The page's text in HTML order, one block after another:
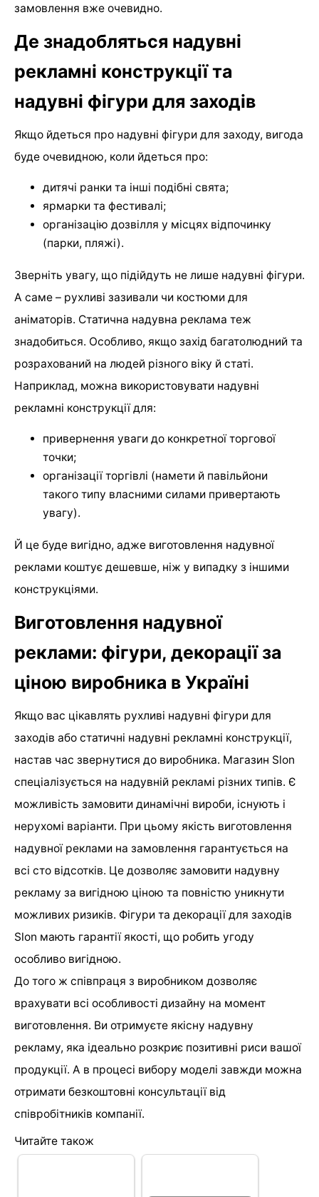
замовлення вже очевидно.
Де знадобляться надувні
рекламні конструкції та
надувні фігури для заходів
Якщо йдеться про надувні фігури для заходу, вигода
буде очевидною, коли йдеться про:
дитячі ранки та інші подібні свята;
ярмарки та фестивалі;
організацію дозвілля у місцях відпочинку
(парки, пляжі).
Зверніть увагу, що підійдуть не лише надувні фігури.
А саме – рухливі зазивали чи костюми для
аніматорів. Статична надувна реклама теж
знадобиться. Особливо, якщо захід багатолюдний та
розрахований на людей різного віку й статі.
Наприклад, можна використовувати надувні
рекламні конструкції для:
привернення уваги до конкретної торгової
точки;
організації торгівлі (намети й павільйони
такого типу власними силами привертають
увагу).
Й це буде вигідно, адже виготовлення надувної
реклами коштує дешевше, ніж у випадку з іншими
конструкціями.
Виготовлення надувної
реклами: фігури, декорації за
ціною виробника в Україні
Якщо вас цікавлять рухливі надувні фігури для
заходів або статичні надувні рекламні конструкції,
настав час звернутися до виробника. Магазин Slon
спеціалізується на надувній рекламі різних типів. Є
можливість замовити динамічні вироби, існують і
нерухомі варіанти. При цьому якість виготовлення
надувної реклами на замовлення гарантується на
всі сто відсотків. Це дозволяє замовити надувну
рекламу за вигідною ціною та повністю уникнути
можливих ризиків. Фігури та декорації для заходів
Slon мають гарантії якості, що робить угоду
особливо вигідною.
До того ж співпраця з виробником дозволяє
врахувати всі особливості дизайну на момент
виготовлення. Ви отримуєте якісну надувну
рекламу, яка ідеально розкриє позитивні риси вашої
продукції. А в процесі вибору моделі завжди можна
отримати безкоштовні консультації від
співробітників компанії.
Читайте також